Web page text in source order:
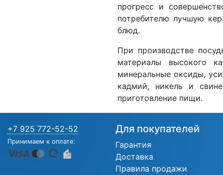
прогресс и
потребителю лучшую
блюд.
При производстве
материалы высокого
минеральные оксиды,
кадмий, никель и
приготовление пищи.
+7 925 772-52-52
Принимаем к оплате:
Для покупателей
Гарантия
Доставка
Правила продажи